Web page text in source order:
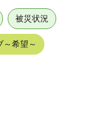
被災状況
～希望～